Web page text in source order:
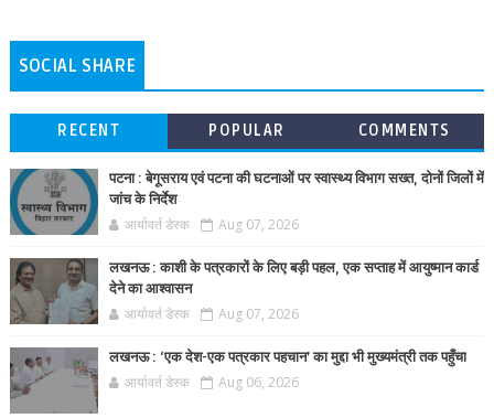
SOCIAL SHARE
RECENT POPULAR COMMENTS
पटना : बेगूसराय एवं पटना की घटनाओं पर स्वास्थ्य विभाग सख्त, दोनों जिलों में
जांच के निर्देश
आर्यावर्त डेस्क Aug 07, 2026
लखनऊ : काशी के पत्रकारों के लिए बड़ी पहल, एक सप्ताह में आयुष्मान कार्ड
देने का आश्वासन
आर्यावर्त डेस्क Aug 07, 2026
लखनऊ : ‘एक देश-एक पत्रकार पहचान’ का मुद्दा भी मुख्यमंत्री तक पहुँचा
आर्यावर्त डेस्क Aug 06, 2026